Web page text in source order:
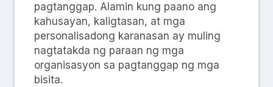
pagtanggap. Alamin kung paano ang
kahusayan, kaligtasan, at mga
personalisadong karanasan ay muling
nagtatakda ng paraan ng mga
organisasyon sa pagtanggap ng mga
bisita.